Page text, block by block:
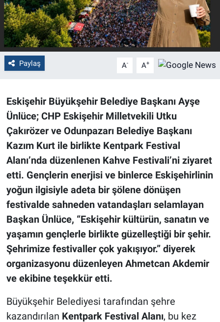
Paylaş A- A+
Eskişehir Büyükşehir Belediye Başkanı Ayşe
Ünlüce; CHP Eskişehir Milletvekili Utku
Çakırözer ve Odunpazarı Belediye Başkanı
Kazım Kurt ile birlikte Kentpark Festival
Alanı’nda düzenlenen Kahve Festivali’ni ziyaret
etti. Gençlerin enerjisi ve binlerce Eskişehirlinin
yoğun ilgisiyle adeta bir şölene dönüşen
festivalde sahneden vatandaşları selamlayan
Başkan Ünlüce, “Eskişehir kültürün, sanatın ve
yaşamın gençlerle birlikte güzelleştiği bir şehir.
Şehrimize festivaller çok yakışıyor.” diyerek
organizasyonu düzenleyen Ahmetcan Akdemir
ve ekibine teşekkür etti.
Büyükşehir Belediyesi tarafından şehre
kazandırılan Kentpark Festival Alanı, bu kez
Genel
Çevre
Yerel
Bilim ve Teknoloji